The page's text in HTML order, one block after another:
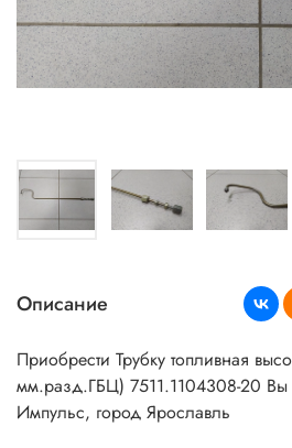
Описание
Приобрести Трубку топливная
мм.разд.ГБЦ) 7511.1104308-20 Вы
Импульс, город Ярославль